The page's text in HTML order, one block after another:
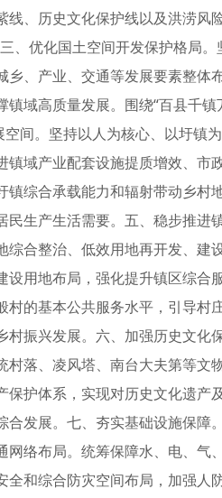
线、历史文化保护线以及洪涝风
、优化国土空间开发保护格局
乡、产业、交通等发展要素整体
镇域高质量发展。围绕“百县千
空间。坚持以人为核心、以圩镇
镇域产业配套设施提质增效、
镇综合承载能力和辐射带动乡
民生产生活需要。五、稳步推
综合整治、低效用地再开发、
设用地布局，强化提升镇区综
村的基本公共服务水平，引导村
村振兴发展。六、加强历史文
村落、凌风塔、南台大夫第等
保护体系，实现对历史文化遗
合发展。七、夯实基础设施保
网络布局。统筹保障水、电、
全和综合防灾空间布局，加强